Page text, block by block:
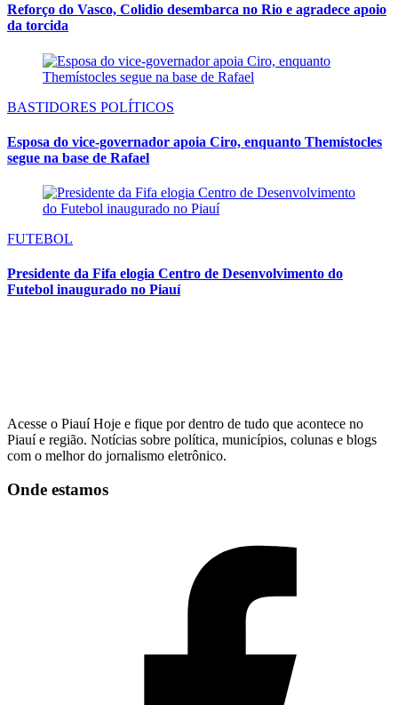
Reforço do Vasco, Colidio desembarca no Rio e agradece apoio
da torcida
BASTIDORES POLÍTICOS
Esposa do vice-governador apoia Ciro, enquanto Themístocles
segue na base de Rafael
FUTEBOL
Presidente da Fifa elogia Centro de Desenvolvimento do
Futebol inaugurado no Piauí
Acesse o Piauí Hoje e fique por dentro de tudo que acontece no
Piauí e região. Notícias sobre política, municípios, colunas e blogs
com o melhor do jornalismo eletrônico.
Onde estamos